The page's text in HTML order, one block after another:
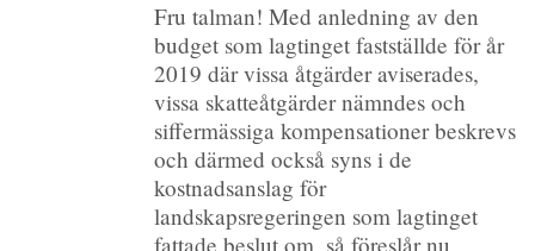
Fru talman! Med anledning av den
budget som lagtinget fastställde för år
2019 där vissa åtgärder aviserades,
vissa skatteåtgärder nämndes och
siffermässiga kompensationer beskrevs
och därmed också syns i de
kostnadsanslag för
landskapsregeringen som lagtinget
fattade beslut om, så föreslår nu